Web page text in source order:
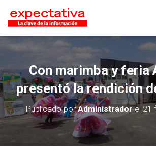
Con marimba y feria
presentó la rendición
Publicado porAdministradorel 21